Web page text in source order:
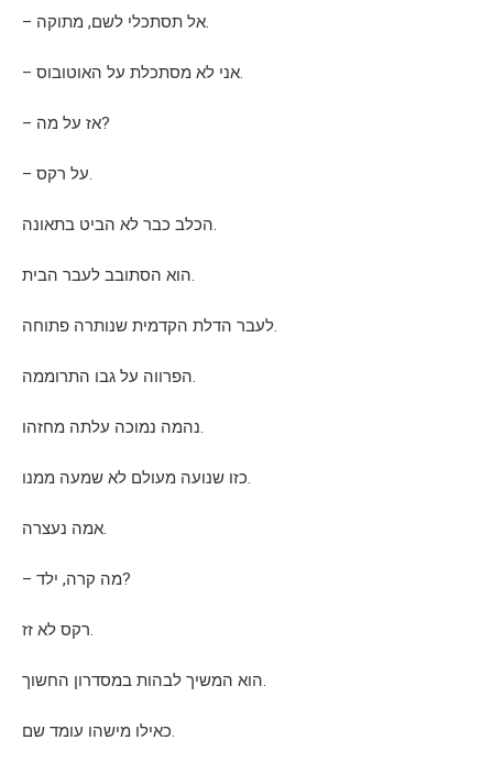
– אל תסתכלי לשם, מתוקה.
– אני לא מסתכלת על האוטובוס.
– אז על מה?
– על רקס.
הכלב כבר לא הביט בתאונה.
הוא הסתובב לעבר הבית.
לעבר הדלת הקדמית שנותרה פתוחה.
הפרווה על גבו התרוממה.
נהמה נמוכה עלתה מחזהו.
כזו שנועה מעולם לא שמעה ממנו.
אמה נעצרה.
– מה קרה, ילד?
רקס לא זז.
הוא המשיך לבהות במסדרון החשוך.
כאילו מישהו עומד שם.